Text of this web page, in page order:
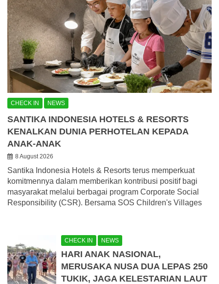
CHECK IN NEWS
SANTIKA INDONESIA HOTELS & RESORTS
KENALKAN DUNIA PERHOTELAN KEPADA
ANAK-ANAK
8 August 2026
Santika Indonesia Hotels & Resorts terus memperkuat
komitmennya dalam memberikan kontribusi positif bagi
masyarakat melalui berbagai program Corporate Social
Responsibility (CSR). Bersama SOS Children's Villages
CHECK IN NEWS
HARI ANAK NASIONAL,
MERUSAKA NUSA DUA LEPAS 250
TUKIK, JAGA KELESTARIAN LAUT